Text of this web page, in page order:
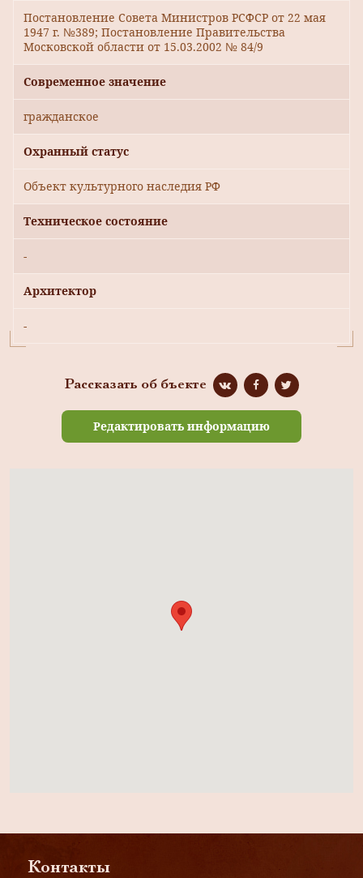
Постановление Совета Министров РСФСР от 22 мая
1947 г. №389; Постановление Правительства
Московской области от 15.03.2002 № 84/9
Современное значение
гражданское
Охранный статус
Объект культурного наследия РФ
Техническое состояние
-
Архитектор
-
Рассказать об бъекте
Редактировать информацию
Контакты